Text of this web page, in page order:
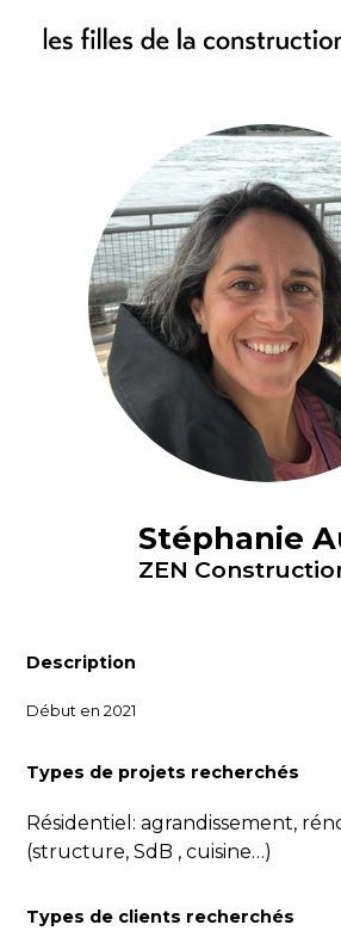
Stéphanie
ZEN
Description
Début en 2021
Types de projets recherchés
Résidentiel: agrandissement,
(structure, SdB , cuisine…)
Types de clients recherchés